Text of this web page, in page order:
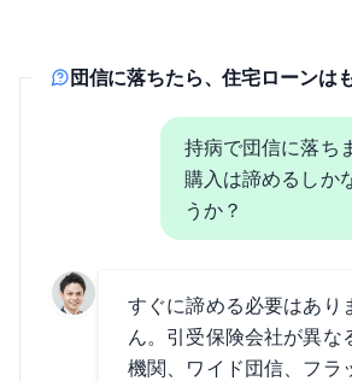
団信に落ちたら、住宅ローンは
持病で団信に落ち
購入は諦めるしか
うか？
すぐに諦める必要はあり
ん。引受保険会社が異な
機関、ワイド団信、フラ